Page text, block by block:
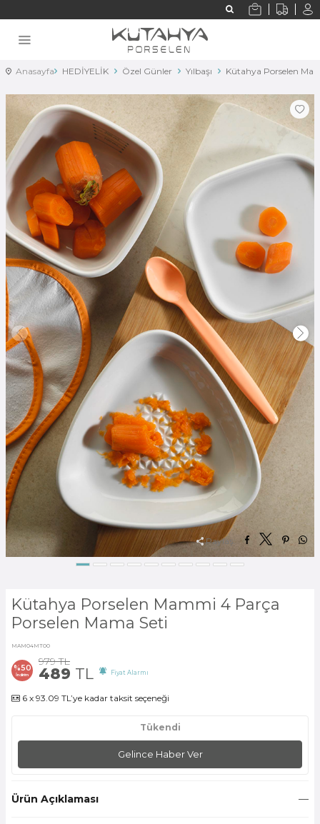
Anasayfa HEDİYELİK Özel Günler Yılbaşı Kütahya Porselen
Paylaş:
Kütahya Porselen Mammi 4 Parça
Porselen Mama Seti
MAM04MT00
%50
İndirim
979TL
489 TL Fiyat Alarmı
6 x 93.09 TL’ye kadar taksit seçeneği
Tükendi
Gelince Haber Ver
Ürün Açıklaması